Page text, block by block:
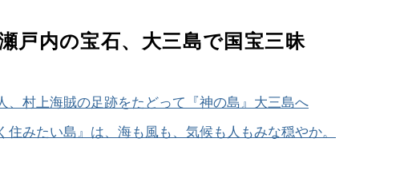
瀬戸内の宝石、大三島で国宝三昧
、村上海賊の足跡をたどって『神の島』大三島へ
住みたい島』は、海も風も、気候も人もみな穏やか。